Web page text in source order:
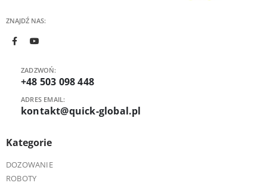
ZNAJDŹ NAS:
ZADZWOŃ:
+48 503 098 448
ADRES EMAIL:
kontakt@quick-global.pl
Kategorie
DOZOWANIE
ROBOTY